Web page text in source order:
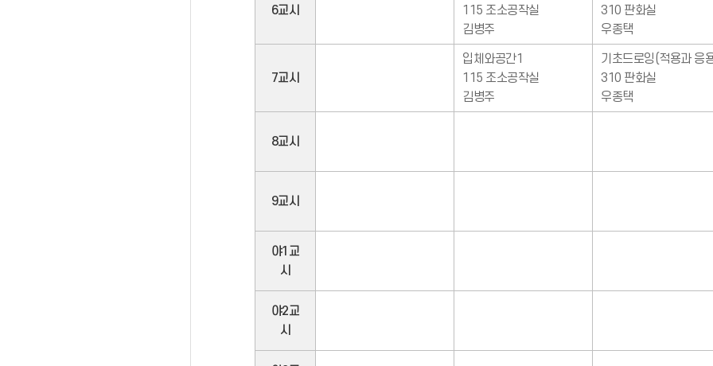
6교시
115 조소공작실
김병주
310 판화실
우종택
7교시
입체와공간1
115 조소공작실
김병주
기초드로잉(적용과 응
310 판화실
우종택
8교시
9교시
야1교
시
야2교
시